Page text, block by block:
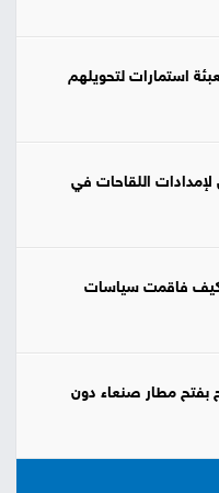
استمارات لتحويلهم
لإمدادات اللقاحات في
كيف فاقمت سياسات
بفتح مطار صنعاء دون